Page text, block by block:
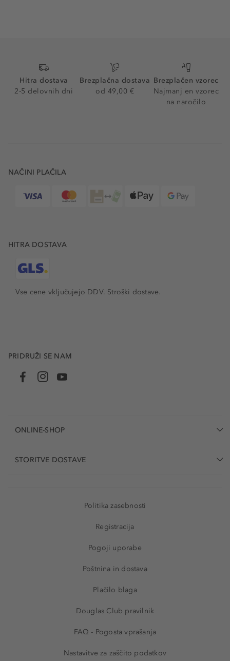
Hitra dostava
2-5 delovnih dni
Brezplačna dostava
od 49,00 €
Brezplačen vzorec
Najmanj en vzorec
na naročilo
NAČINI PLAČILA
HITRA DOSTAVA
Vse cene vključujejo DDV. Stroški dostave.
PRIDRUŽI SE NAM
ONLINE-SHOP
STORITVE DOSTAVE
Politika zasebnosti
Registracija
Pogoji uporabe
Poštnina in dostava
Plačilo blaga
Douglas Club pravilnik
FAQ - Pogosta vprašanja
Nastavitve za zaščito podatkov